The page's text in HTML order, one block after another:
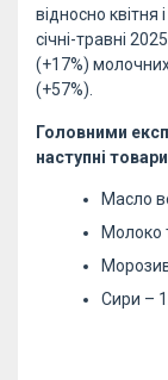
відносно квітня
січні-травні
(+17%)
(+57%).
Головними
наступні
Масло
Молоко
Сири –